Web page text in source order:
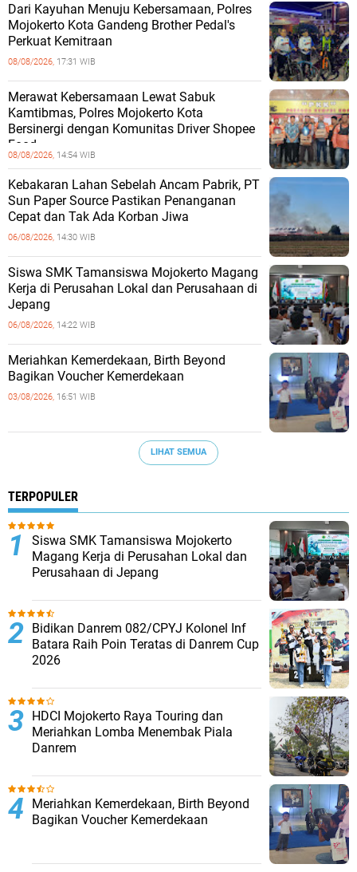
Dari Kayuhan Menuju Kebersamaan, Polres
Mojokerto Kota Gandeng Brother Pedal's
Perkuat Kemitraan
08/08/2026, 17:31 WIB
Merawat Kebersamaan Lewat Sabuk
Kamtibmas, Polres Mojokerto Kota
Bersinergi dengan Komunitas Driver Shopee
Food
08/08/2026, 14:54 WIB
Kebakaran Lahan Sebelah Ancam Pabrik, PT
Sun Paper Source Pastikan Penanganan
Cepat dan Tak Ada Korban Jiwa
06/08/2026, 14:30 WIB
Siswa SMK Tamansiswa Mojokerto Magang
Kerja di Perusahan Lokal dan Perusahaan di
Jepang
06/08/2026, 14:22 WIB
Meriahkan Kemerdekaan, Birth Beyond
Bagikan Voucher Kemerdekaan
03/08/2026, 16:51 WIB
LIHAT SEMUA
TERPOPULER
Siswa SMK Tamansiswa Mojokerto
Magang Kerja di Perusahan Lokal dan
Perusahaan di Jepang
Bidikan Danrem 082/CPYJ Kolonel Inf
Batara Raih Poin Teratas di Danrem Cup
2026
HDCI Mojokerto Raya Touring dan
Meriahkan Lomba Menembak Piala
Danrem
Meriahkan Kemerdekaan, Birth Beyond
Bagikan Voucher Kemerdekaan